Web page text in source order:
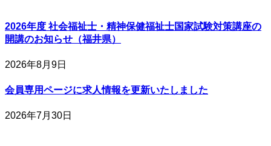
2026年度 社会福祉士・精神保健福祉士国家試験対策講座の
開講のお知らせ（福井県）
2026年8月9日
会員専用ページに求人情報を更新いたしました
2026年7月30日